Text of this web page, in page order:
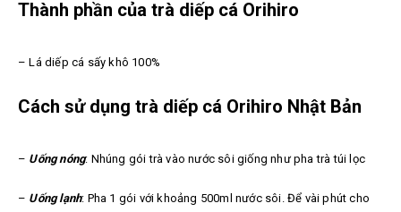
Thành phần của trà diếp cá Orihiro
– Lá diếp cá sấy khô 100%
Cách sử dụng trà diếp cá Orihiro Nhật Bản
– Uống nóng: Nhúng gói trà vào nước sôi giống như pha trà túi lọc
– Uống lạnh: Pha 1 gói với khoảng 500ml nước sôi. Để vài phút cho